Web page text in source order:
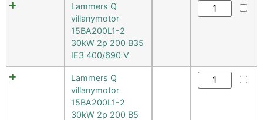
Lammers Q
villanymotor
15BA200L1-2
30kW 2p 200 B35
IE3 400/690 V
Lammers Q
villanymotor
15BA200L1-2
30kW 2p 200 B5